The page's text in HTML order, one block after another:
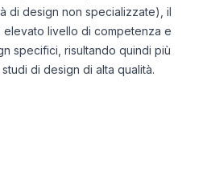
di design non specializzate), il
elevato livello di competenza e
specifici, risultando quindi più
di design di alta qualità.